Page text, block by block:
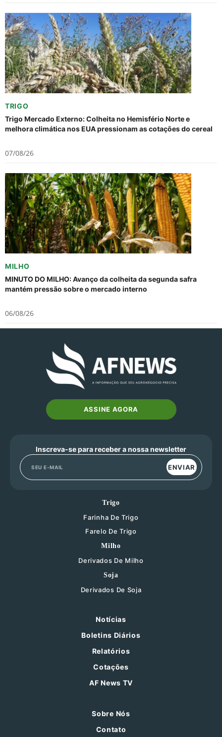
TRIGO
Trigo Mercado Externo: Colheita no Hemisfério Norte e
melhora climática nos EUA pressionam as cotações do cereal
07/08/26
MILHO
MINUTO DO MILHO: Avanço da colheita da segunda safra
mantém pressão sobre o mercado interno
06/08/26
ASSINE AGORA
Inscreva-se para receber a nossa newsletter
ENVIAR
Trigo
Farinha De Trigo
Farelo De Trigo
Milho
Derivados De Milho
Soja
Derivados De Soja
Notícias
Boletins Diários
Relatórios
Cotações
AF News TV
Sobre Nós
Contato